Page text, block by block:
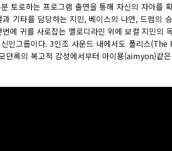
토로하는 프로그램 출연을 통해 자신의 자아를
과 기타를 담당하는 지민, 베이스의 나연, 드럼의
번에 귀를 사로잡는 멜로디라인 위에 보컬 지민의
인그룹이다. 3인조 사운드 내에서도 폴리스(The
던록의 복고적 감성에서부터 아이묭(aimyon)같은